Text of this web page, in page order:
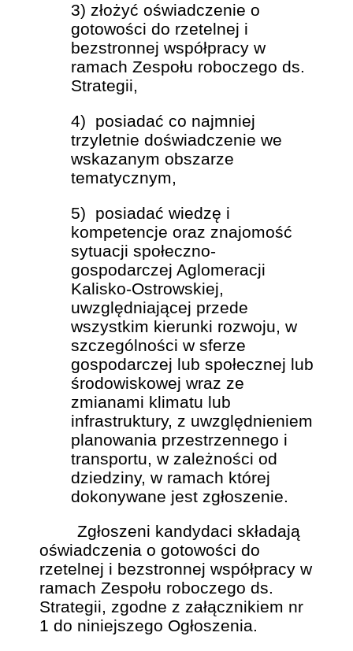
3) złożyć oświadczenie o
gotowości do rzetelnej i
bezstronnej współpracy w
ramach Zespołu roboczego ds.
Strategii,
4) posiadać co najmniej
trzyletnie doświadczenie we
wskazanym obszarze
tematycznym,
5) posiadać wiedzę i
kompetencje oraz znajomość
sytuacji społeczno-
gospodarczej Aglomeracji
Kalisko-Ostrowskiej,
uwzględniającej przede
wszystkim kierunki rozwoju, w
szczególności w sferze
gospodarczej lub społecznej lub
środowiskowej wraz ze
zmianami klimatu lub
infrastruktury, z uwzględnieniem
planowania przestrzennego i
transportu, w zależności od
dziedziny, w ramach której
dokonywane jest zgłoszenie.
Zgłoszeni kandydaci składają
oświadczenia o gotowości do
rzetelnej i bezstronnej współpracy w
ramach Zespołu roboczego ds.
Strategii, zgodne z załącznikiem nr
1 do niniejszego Ogłoszenia.